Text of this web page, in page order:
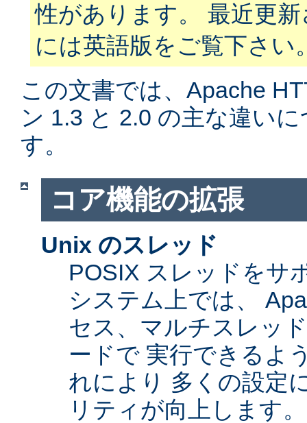
性があります。 最近更
には英語版をご覧下さい
この文書では、Apache
ン 1.3 と 2.0 の主な違い
す。
コア機能の拡張
Unix のスレッド
POSIX スレッドをサ
システム上では、
セス、マルチスレッ
ードで 実行できるよ
れにより 多くの設定
リティが向上します。